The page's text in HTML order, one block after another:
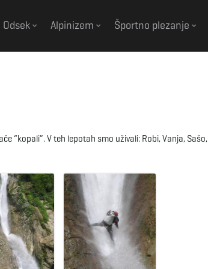
Odsek Alpinizem Športno plezanje
“kopali”. V teh lepotah smo uživali: Robi, Vanja, Sašo,